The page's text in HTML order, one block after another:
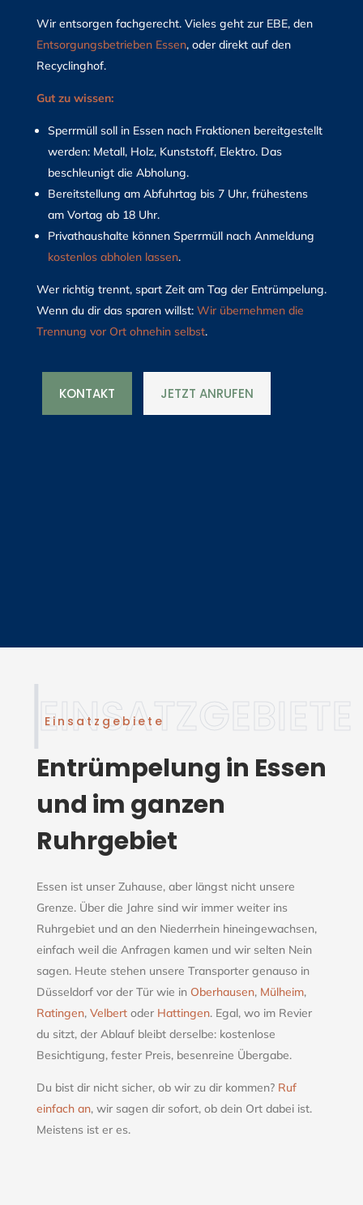
Wir entsorgen fachgerecht. Vieles geht zur EBE, den
Entsorgungsbetrieben Essen, oder direkt auf den
Recyclinghof.
Gut zu wissen:
Sperrmüll soll in Essen nach Fraktionen bereitgestellt
werden: Metall, Holz, Kunststoff, Elektro. Das
beschleunigt die Abholung.
Bereitstellung am Abfuhrtag bis 7 Uhr, frühestens
am Vortag ab 18 Uhr.
Privathaushalte können Sperrmüll nach Anmeldung
kostenlos abholen lassen.
Wer richtig trennt, spart Zeit am Tag der Entrümpelung.
Wenn du dir das sparen willst: Wir übernehmen die
Trennung vor Ort ohnehin selbst.
KONTAKT JETZT ANRUFEN
Einsatzgebiete
Entrümpelung in Essen
und im ganzen
Ruhrgebiet
Essen ist unser Zuhause, aber längst nicht unsere
Grenze. Über die Jahre sind wir immer weiter ins
Ruhrgebiet und an den Niederrhein hineingewachsen,
einfach weil die Anfragen kamen und wir selten Nein
sagen. Heute stehen unsere Transporter genauso in
Düsseldorf vor der Tür wie in Oberhausen, Mülheim,
Ratingen, Velbertoder Hattingen. Egal, wo im Revier
du sitzt, der Ablauf bleibt derselbe: kostenlose
Besichtigung, fester Preis, besenreine Übergabe.
Du bist dir nicht sicher, ob wir zu dir kommen? Ruf
einfach an, wir sagen dir sofort, ob dein Ort dabei ist.
Meistens ist er es.